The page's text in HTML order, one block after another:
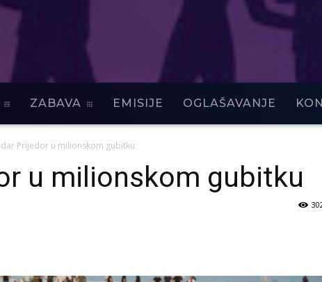
ZABAVA EMISIJE OGLAŠAVANJE
Prijedor u milionskom gubitku
u milionskom gubitku